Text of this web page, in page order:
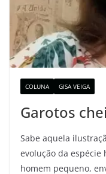
COLUNA GISA VEIGA
Garotos
Sabe aquela
evolução da espécie
homem pequeno,